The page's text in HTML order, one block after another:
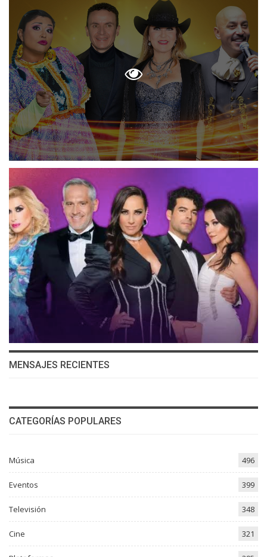
MENSAJES RECIENTES
CATEGORÍAS POPULARES
Música 496
Eventos 399
Televisión 348
Cine 321